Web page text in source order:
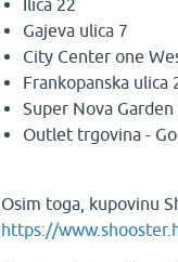
Ilica 22
Gajeva ulica 7
City Center one
Frankopanska ulica
Super Nova
Outlet trgovina -
Osim toga, kupovinu
https://